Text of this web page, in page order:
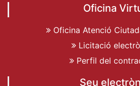
Oficina
Oficina Atenció
Licitació
Perfil del
Seu